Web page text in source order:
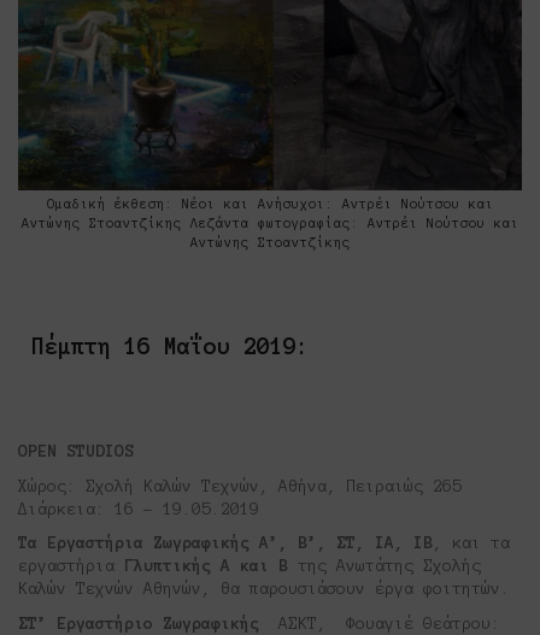
Ομαδική έκθεση: Νέοι και Ανήσυχοι: Aντρέι Νούτσου και
Αντώνης Στοαντζίκης Λεζάντα φωτογραφίας: Aντρέι Νούτσου και
Αντώνης Στοαντζίκης
Πέμπτη 16 Μαΐου 2019:
OPEN STUDIOS
Χώρος: Σχολή Καλών Τεχνών, Αθήνα, Πειραιώς 265
Διάρκεια: 16 – 19.05.2019
Τα Εργαστήρια Ζωγραφικής Α’, Β’, ΣΤ, ΙΑ, ΙΒ , και τα
εργαστήρια
Γλυπτικής Α και Β της Ανωτάτης Σχολής
Καλών Τεχνών Αθηνών, θα παρουσιάσουν έργα φοιτητών.
ΣΤ’ Εργαστήριο Ζωγραφικής
ΑΣΚΤ, Φουαγιέ Θεάτρου: